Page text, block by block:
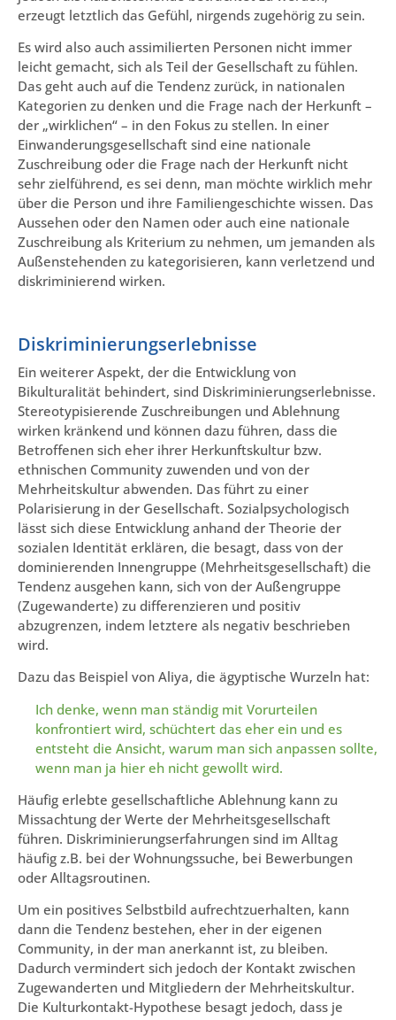
erzeugt letztlich das Gefühl, nirgends zugehörig zu sein.
Es wird also auch assimilierten Personen nicht immer
leicht gemacht, sich als Teil der Gesellschaft zu fühlen.
Das geht auch auf die Tendenz zurück, in nationalen
Kategorien zu denken und die Frage nach der Herkunft –
der „wirklichen“ – in den Fokus zu stellen. In einer
Einwanderungsgesellschaft sind eine nationale
Zuschreibung oder die Frage nach der Herkunft nicht
sehr zielführend, es sei denn, man möchte wirklich mehr
über die Person und ihre Familiengeschichte wissen. Das
Aussehen oder den Namen oder auch eine nationale
Zuschreibung als Kriterium zu nehmen, um jemanden als
Außenstehenden zu kategorisieren, kann verletzend und
diskriminierend wirken.
Diskriminierungserlebnisse
Ein weiterer Aspekt, der die Entwicklung von
Bikulturalität behindert, sind Diskriminierungserlebnisse.
Stereotypisierende Zuschreibungen und Ablehnung
wirken kränkend und können dazu führen, dass die
Betroffenen sich eher ihrer Herkunftskultur bzw.
ethnischen Community zuwenden und von der
Mehrheitskultur abwenden. Das führt zu einer
Polarisierung in der Gesellschaft. Sozialpsychologisch
lässt sich diese Entwicklung anhand der Theorie der
sozialen Identität erklären, die besagt, dass von der
dominierenden Innengruppe (Mehrheitsgesellschaft) die
Tendenz ausgehen kann, sich von der Außengruppe
(Zugewanderte) zu differenzieren und positiv
abzugrenzen, indem letztere als negativ beschrieben
wird.
Dazu das Beispiel von Aliya, die ägyptische Wurzeln hat:
Ich denke, wenn man ständig mit Vorurteilen
konfrontiert wird, schüchtert das eher ein und es
entsteht die Ansicht, warum man sich anpassen sollte,
wenn man ja hier eh nicht gewollt wird.
Häufig erlebte gesellschaftliche Ablehnung kann zu
Missachtung der Werte der Mehrheitsgesellschaft
führen. Diskriminierungserfahrungen sind im Alltag
häufig z.B. bei der Wohnungssuche, bei Bewerbungen
oder Alltagsroutinen.
Um ein positives Selbstbild aufrechtzuerhalten, kann
dann die Tendenz bestehen, eher in der eigenen
Community, in der man anerkannt ist, zu bleiben.
Dadurch vermindert sich jedoch der Kontakt zwischen
Zugewanderten und Mitgliedern der Mehrheitskultur.
Die Kulturkontakt-Hypothese besagt jedoch, dass je